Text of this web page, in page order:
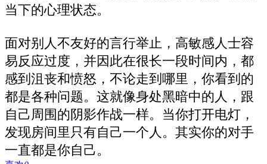
当下的心理状态。
面对别人不友好的言行举止，高敏感人士容
易反应过度，并因此在很长一段时间内，都
感到沮丧和愤怒，不论走到哪里，你看到的
都是各种问题。这就像身处黑暗中的人，跟
自己周围的阴影作战一样。当你打开电灯，
发现房间里只有自己一个人。其实你的对手
一直都是你自己。